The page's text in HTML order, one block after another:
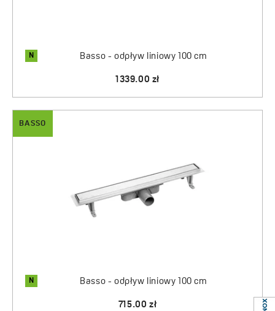
N Basso - odpływ liniowy 100 cm
1339.00 zł
BASSO
N Basso - odpływ liniowy 100 cm
715.00 zł